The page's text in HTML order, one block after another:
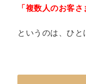
「複数人のお客
というのは、ひと